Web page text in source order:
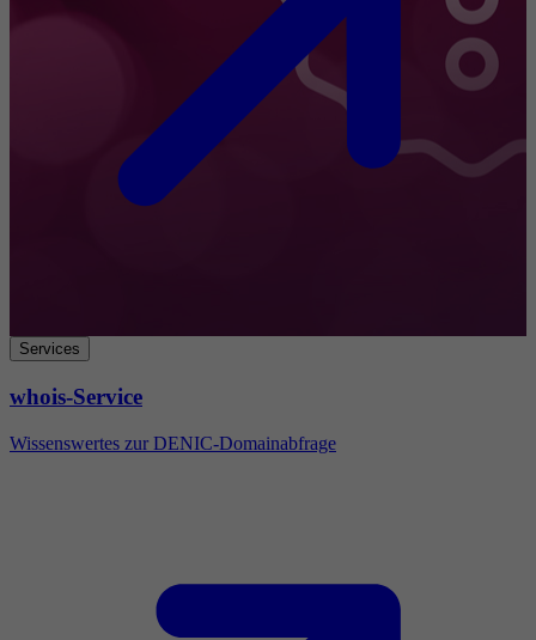
Services
whois-Service
Wissenswertes zur DENIC-Domainabfrage